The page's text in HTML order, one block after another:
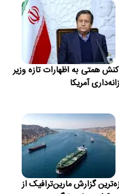
همتی به اظهارات تازه وزیر
آمریکا
گزارش مارین‌ترافیک از